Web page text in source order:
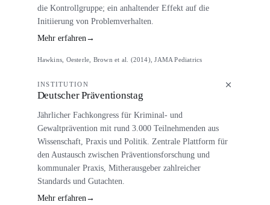
die Kontrollgruppe; ein anhaltender Effekt auf die
Initiierung von Problemverhalten.
Mehr erfahren→
Hawkins, Oesterle, Brown et al. (2014), JAMA Pediatrics
INSTITUTION
Deutscher Präventionstag
Jährlicher Fachkongress für Kriminal- und
Gewaltprävention mit rund 3.000 Teilnehmenden aus
Wissenschaft, Praxis und Politik. Zentrale Plattform für
den Austausch zwischen Präventionsforschung und
kommunaler Praxis, Mitherausgeber zahlreicher
Standards und Gutachten.
Mehr erfahren→